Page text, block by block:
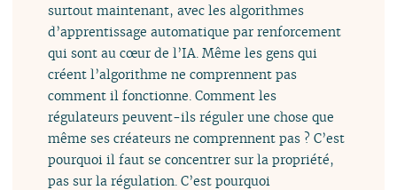
surtout maintenant, avec les algorithmes
d’apprentissage automatique par renforcement
qui sont au cœur de l’IA. Même les gens qui
créent l’algorithme ne comprennent pas
comment il fonctionne. Comment les
régulateurs peuvent-ils réguler une chose que
même ses créateurs ne comprennent pas ? C’est
pourquoi il faut se concentrer sur la propriété,
pas sur la régulation. C’est pourquoi